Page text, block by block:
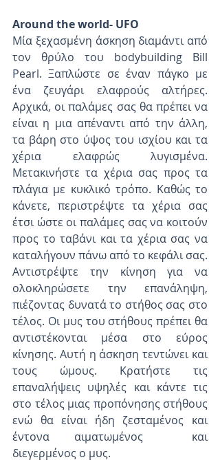
Around the world- UFO
Μία ξεχασμένη άσκηση διαμάντι από
τον θρύλο του bodybuilding Bill
Pearl. Ξαπλώστε σε έναν πάγκο με
ένα ζευγάρι ελαφρούς αλτήρες.
Αρχικά, οι παλάμες σας θα πρέπει να
είναι η μια απέναντι από την άλλη,
τα βάρη στο ύψος του ισχίου και τα
χέρια ελαφρώς λυγισμένα.
Μετακινήστε τα χέρια σας προς τα
πλάγια με κυκλικό τρόπο. Καθώς το
κάνετε, περιστρέψτε τα χέρια σας
έτσι ώστε οι παλάμες σας να κοιτούν
προς το ταβάνι και τα χέρια σας να
Αντιστρέψτε την κίνηση για να
ολοκληρώσετε την επανάληψη,
πιέζοντας δυνατά το στήθος σας στο
τέλος. Οι μυς του στήθους πρέπει θα
αντιστέκονται μέσα στο εύρος
κίνησης. Αυτή η άσκηση τεντώνει και
τους ώμους. Κρατήστε τις
επαναλήψεις υψηλές και κάντε τις
στο τέλος μιας προπόνησης στήθους
ενώ θα είναι ήδη ζεσταμένος και
έντονα αιματωμένος  και
διεγερμένος ο μυς.